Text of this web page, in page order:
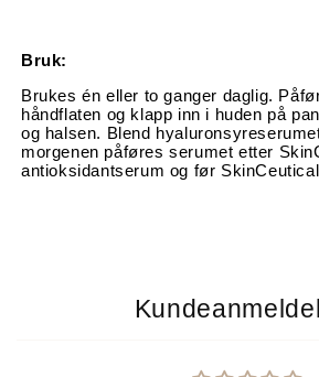
Bruk:
Brukes én eller to ganger daglig.
håndflaten og klapp inn i huden på
og halsen. Blend
morgenen påføres serumet etter
antioksidantserum og før